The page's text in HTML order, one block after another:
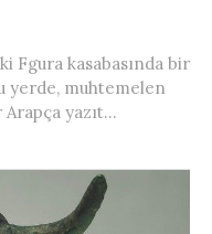
Fgura kasabasında bir
yerde, muhtemelen
yazıt...